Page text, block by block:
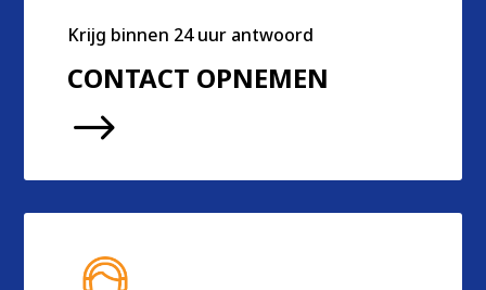
Krijg binnen 24 uur antwoord
CONTACT OPNEMEN
$